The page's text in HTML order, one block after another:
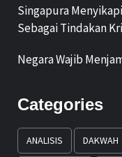
Singapura
Sebagai Tindakan
Negara Wajib
Categories
ANALISIS DAKWAH